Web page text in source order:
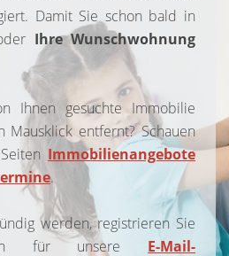
Damit Sie schon bald in
Ihre Wunschwohnung
Ihnen gesuchte Immobilie
entfernt? Schauen
Immobilienangebote
.
werden, registrieren Sie
für unsere
E-Mail-